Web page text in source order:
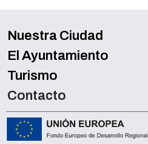
Nuestra Ciudad
El Ayuntamiento
Turismo
Contacto